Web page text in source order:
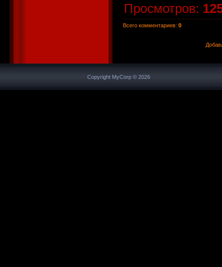
Просмотров:
Всего комментариев: 0
Copyright MyCorp © 2026